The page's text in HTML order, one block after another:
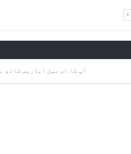
آپ کا ای میل ایڈریس شائع